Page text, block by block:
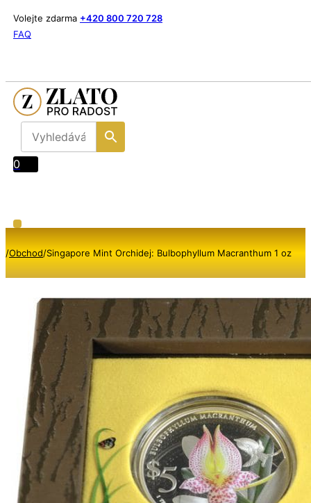
Volejte zdarma +420 800 720 728
FAQ
0
/Obchod/Singapore Mint Orchidej: Bulbophyllum Macranthum 1 oz